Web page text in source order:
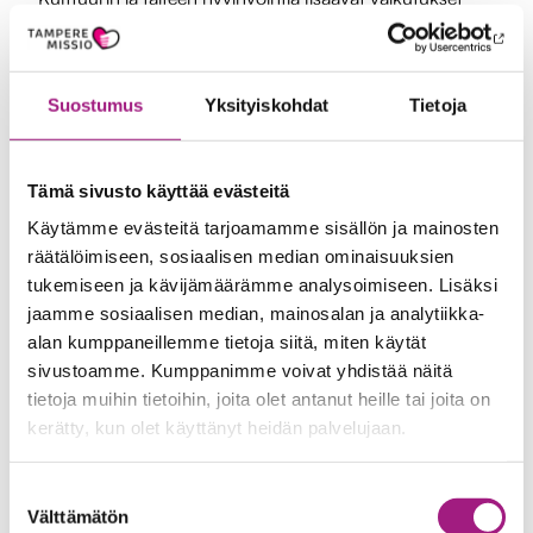
Suostumus Yksityiskohdat Tietoja
Tämä sivusto käyttää evästeitä
Käytämme evästeitä tarjoamamme sisällön ja mainosten
räätälöimiseen, sosiaalisen median ominaisuuksien
tukemiseen ja kävijämäärämme analysoimiseen. Lisäksi
jaamme sosiaalisen median, mainosalan ja analytiikka-
alan kumppaneillemme tietoja siitä, miten käytät
sivustoamme. Kumppanimme voivat yhdistää näitä
tietoja muihin tietoihin, joita olet antanut heille tai joita on
kerätty, kun olet käyttänyt heidän palvelujaan.
valinta
Välttämätön
ovat meille jokaiselle arjessamme jossain muodossa
aiemmin vaivannut kipumme lientyy hetkeksi.
Kulttuurin ja taiteen vaikutuksesta hyvinvointiin on viime
vuosina tutkittu monella tieteenalalla. Vuonna 2019
Maailman terveysjärjestö WHO:n Euroopan
aluetoimisto julkaisi raportin, jossa kerrotaan kulttuuriin,
taide- ja luovaan toimintaan osallistumisen kokijana tai
tekijänä voivan ehkäistä ja hoitaa lukuisia psyykkisiä ja
fyysisiä sairauksia.**
Kyttälän ja Peurankallion lähitoreilla olemme iloisia siitä,
että saamme osaltamme edistää monipuolisesti